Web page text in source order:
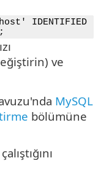
IDENTIFIED
ve
MySQL
bölümüne